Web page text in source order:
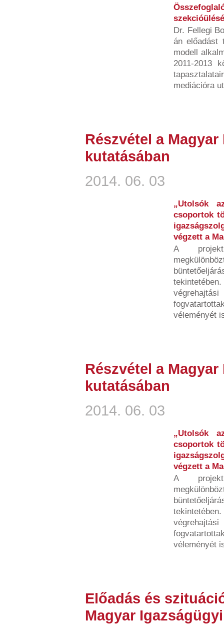
Dr. Fellegi
án előadást
modell
2011-2013
mediációra
Részvétel a
kutatásában
2014. 06. 03
„Utolsók
csoportok
végzett a
A
véleményét
Részvétel a
kutatásában
2014. 06. 03
„Utolsók
csoportok
végzett a
A
véleményét
Előadás és
Magyar